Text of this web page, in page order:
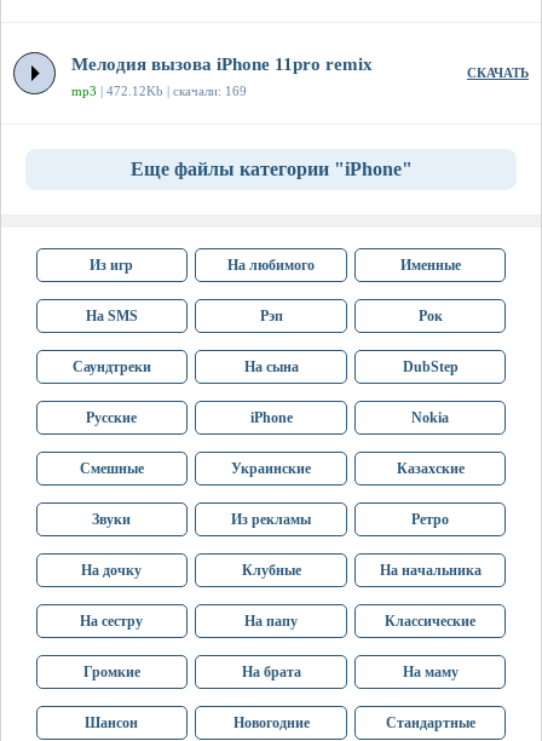
Мелодия вызова iPhone 11pro remix
mp3 | 472.12Kb | скачали: 169
СКАЧАТЬ
Еще файлы категории "iPhone"
Из игр На любимого Именные
На SMS Рэп Рок
Саундтреки На сына DubStep
Русские iPhone Nokia
Смешные Украинские Казахские
Звуки Из рекламы Ретро
На дочку Клубные На начальника
На сестру На папу Классические
Громкие На брата На маму
Шансон Новогодние Стандартные